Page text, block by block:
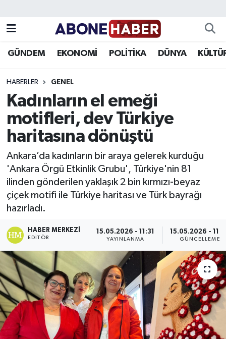
GÜNDEM EKONOMİ POLİTİKA DÜNYA
HABERLER GENEL
Kadınların el emeği
motifleri, dev Türkiye
haritasına dönüştü
Ankara’da kadınların bir araya gelerek kurduğu
'Ankara Örgü Etkinlik Grubu', Türkiye'nin 81
ilinden gönderilen yaklaşık 2 bin kırmızı-beyaz
çiçek motifi ile Türkiye haritası ve Türk bayrağı
hazırladı.
HABER MERKEZI
EDITÖR
15.05.2026 - 11:31
YAYINLANMA
15.05.2026 -
GÜNCELLEME
Asayiş
Bilim ve Teknoloji
Çevre
Dünya
Genel
Gündem
Haberde İnsan
Süper Lig Puan Durumu ve Fikstür
Tüm Manşetler
Son Dakika Haberleri
Haber Arşivi